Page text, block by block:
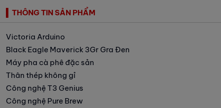
THÔNG TIN SẢN PHẨM
Victoria Arduino
Black Eagle Maverick 3Gr Gra Đen
Máy pha cà phê đặc sản
Thân thép không gỉ
Công nghệ T3 Genius
Công nghệ Pure Brew